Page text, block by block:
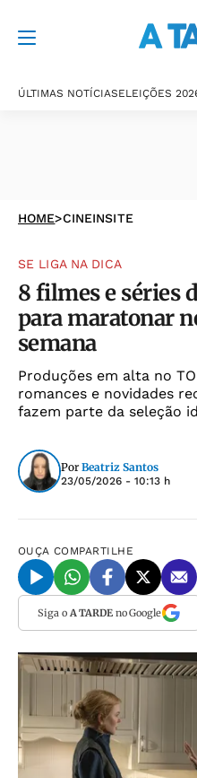
ÚLTIMAS NOTÍCIASELEIÇÕES
HOME>CINEINSITE
SE LIGA NA DICA
8 filmes e séries
para maratonar
semana
Produções em alta no
romances e novidades
fazem parte da seleção
Por Beatriz Santos
23/05/2026 - 10:13 h
OUÇA COMPARTILHE
Siga o A TARDEno Google